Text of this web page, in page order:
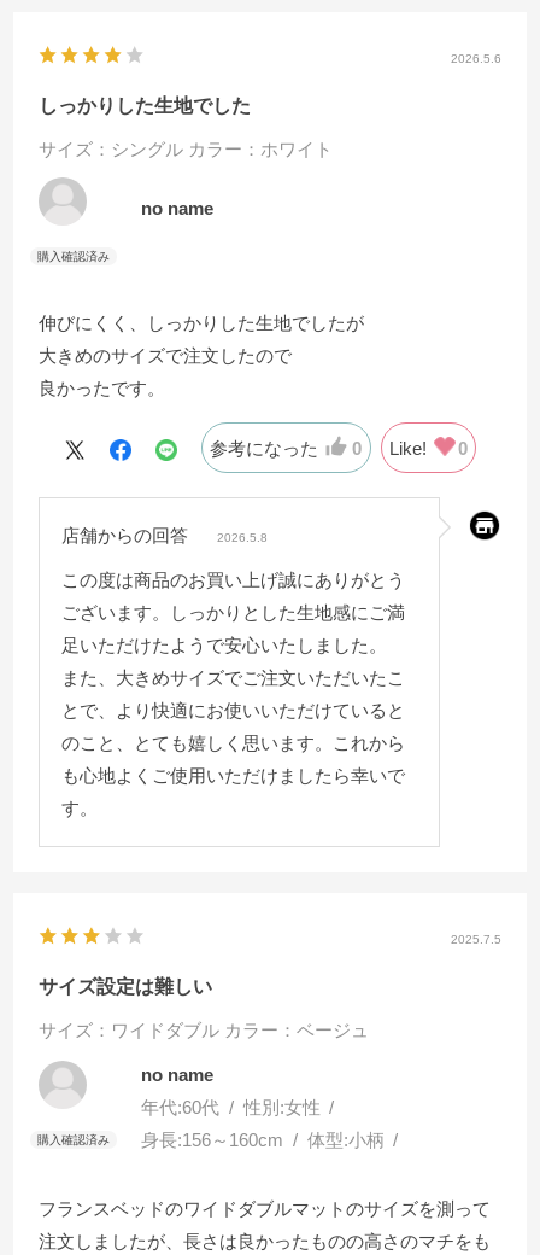
2026.5.6
しっかりした生地でした
サイズ：シングル カラー：ホワイト
no name
伸びにくく、しっかりした生地でしたが
大きめのサイズで注文したので
良かったです。
参考になった 0 Like! 0
店舗からの回答 2026.5.8
この度は商品のお買い上げ誠にありがとう
ございます。しっかりとした生地感にご満
足いただけたようで安心いたしました。
また、大きめサイズでご注文いただいたこ
とで、より快適にお使いいただけていると
のこと、とても嬉しく思います。これから
も心地よくご使用いただけましたら幸いで
す。
2025.7.5
サイズ設定は難しい
サイズ：ワイドダブル カラー：ベージュ
no name
年代:60代 性別:女性
身長:156～160cm 体型:小柄
フランスベッドのワイドダブルマットのサイズを測って
注文しましたが、長さは良かったものの高さのマチをも